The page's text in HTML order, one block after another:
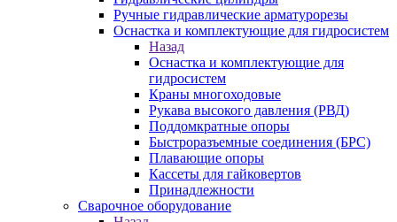
Ручные гидравлические арматурорезы
Оснастка и комплектующие для гидросистем
Назад
Оснастка и комплектующие для
гидросистем
Краны многоходовые
Рукава высокого давления (РВД)
Поддомкратные опоры
Быстроразъемные соединения (БРС)
Плавающие опоры
Кассеты для гайковертов
Принадлежности
Сварочное оборудование